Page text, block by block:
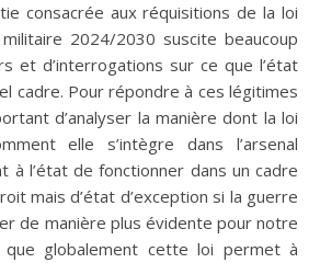
2024/2030 suscite beaucoup
et d’interrogations sur ce que l’état
cadre. Pour répondre à ces légitimes
d’analyser la manière dont la loi
elle s’intègre dans l’arsenal
à l’état de fonctionner dans un cadre
mais d’état d’exception si la guerre
de manière plus évidente pour notre
que globalement cette loi permet à